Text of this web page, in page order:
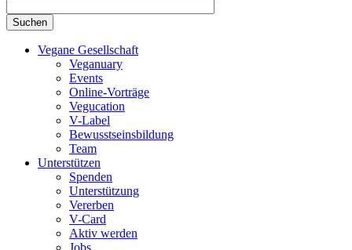
Vegane Gesellschaft
Veganuary
Events
Online-Vorträge
Vegucation
V-Label
Bewusstseinsbildung
Team
Unterstützen
Spenden
Unterstützung
Vererben
V-Card
Aktiv werden